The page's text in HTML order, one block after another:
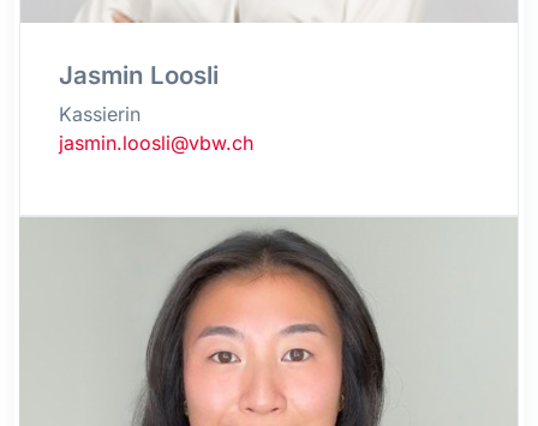
Jasmin Loosli
Kassierin
jasmin.loosli@vbw.ch